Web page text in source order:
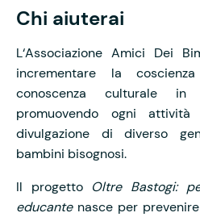
Chi aiuterai
L‘Associazione Amici Dei
incrementare la
conoscenza culturale
promuovendo ogni
divulgazione di diverso
bambini bisognosi.
Il progetto Oltre Bastogi:
educantenasce per